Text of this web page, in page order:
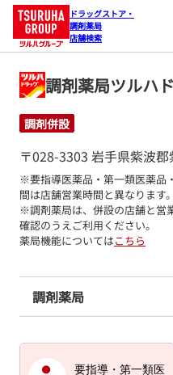
ドラッグストア・
調剤薬局
店舗検索
調剤薬局ツルハ
調剤併設
〒028-3303 岩手県紫波
※要指導医薬品・第一類医薬品
間は店舗営業時間と異なります。
※調剤薬局は、併設の店舗と営
確認のうえご利用ください。
薬局機能についてはこちら
調剤薬局
要指導・第一類医